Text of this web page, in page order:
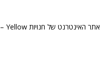
אתר האינטרנט של חנויות Yellow –